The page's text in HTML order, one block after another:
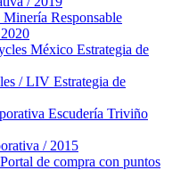
Minería Responsable
México Estrategia de
/ LIV Estrategia de
Escudería Triviño
/ 2015
Portal de compra con puntos